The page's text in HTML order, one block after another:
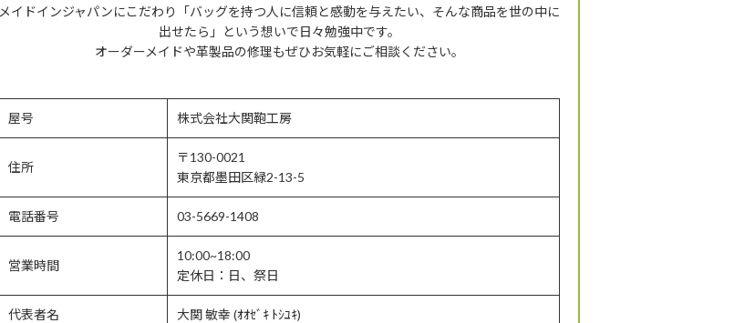
メイドインジャパンにこだわり「バッグを持つ人に信頼と感動を与えたい、そんな商品を世の中に
出せたら」という想いで日々勉強中です。
オーダーメイドや革製品の修理もぜひお気軽にご相談ください。
屋号 株式会社大関鞄工房
住所
〒130-0021
東京都墨田区緑2-13-5
電話番号 03-5669-1408
営業時間
10:00~18:00
定休日：日、祭日
代表者名 大関 敏幸 (ｵｵｾﾞｷ ﾄｼﾕｷ)